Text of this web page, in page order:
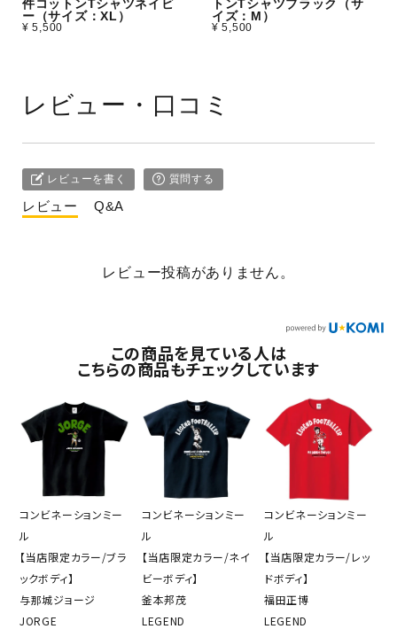
件コットンTシャツネイビ
ー（サイズ：XL）
¥ 5,500
トンTシャツブラック（サ
イズ：M）
¥ 5,500
レビュー・口コミ
レビューを書く 質問する
レビュー Q&A
レビュー投稿がありません。
この商品を見ている人は
こちらの商品もチェックしています
コンビネーションミー
ル
【当店限定カラー/ブラ
ックボディ】
与那城ジョージ
JORGE
コンビネーションミー
ル
【当店限定カラー/ネイ
ビーボディ】
釜本邦茂
LEGEND
コンビネーションミー
ル
【当店限定カラー/レッ
ドボディ】
福田正博
LEGEND